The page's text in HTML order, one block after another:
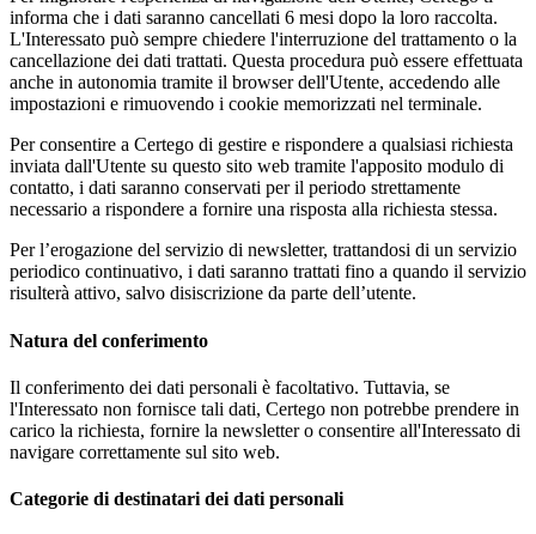
informa che i dati saranno cancellati 6 mesi dopo la loro raccolta.
L'Interessato può sempre chiedere l'interruzione del trattamento o la
cancellazione dei dati trattati. Questa procedura può essere effettuata
anche in autonomia tramite il browser dell'Utente, accedendo alle
impostazioni e rimuovendo i cookie memorizzati nel terminale.
Per consentire a Certego di gestire e rispondere a qualsiasi richiesta
inviata dall'Utente su questo sito web tramite l'apposito modulo di
contatto, i dati saranno conservati per il periodo strettamente
necessario a rispondere a fornire una risposta alla richiesta stessa.
Per l’erogazione del servizio di newsletter, trattandosi di un servizio
periodico continuativo, i dati saranno trattati fino a quando il servizio
risulterà attivo, salvo disiscrizione da parte dell’utente.
Natura del conferimento
Il conferimento dei dati personali è facoltativo. Tuttavia, se
l'Interessato non fornisce tali dati, Certego non potrebbe prendere in
carico la richiesta, fornire la newsletter o consentire all'Interessato di
navigare correttamente sul sito web.
Categorie di destinatari dei dati personali